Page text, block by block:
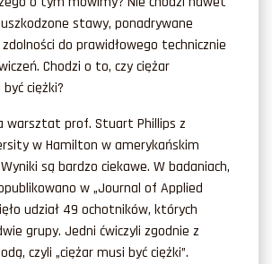
stawy, ponadrywane
do prawidłowego technicznie
Chodzi o to, czy ciężar
ciężki?
warsztat prof. Stuart Phillips z
w Hamilton w amerykańskim
są bardzo ciekawe. W badaniach,
w „Journal of Applied
udział 49 ochotników, których
grupy. Jedni ćwiczyli zgodnie z
czyli „ciężar musi być ciężki”.